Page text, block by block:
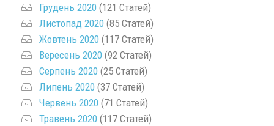
Грудень 2020 (121 Статей)
Листопад 2020 (85 Статей)
Жовтень 2020 (117 Статей)
Вересень 2020 (92 Статей)
Серпень 2020 (25 Статей)
Липень 2020 (37 Статей)
Червень 2020 (71 Статей)
Травень 2020 (117 Статей)